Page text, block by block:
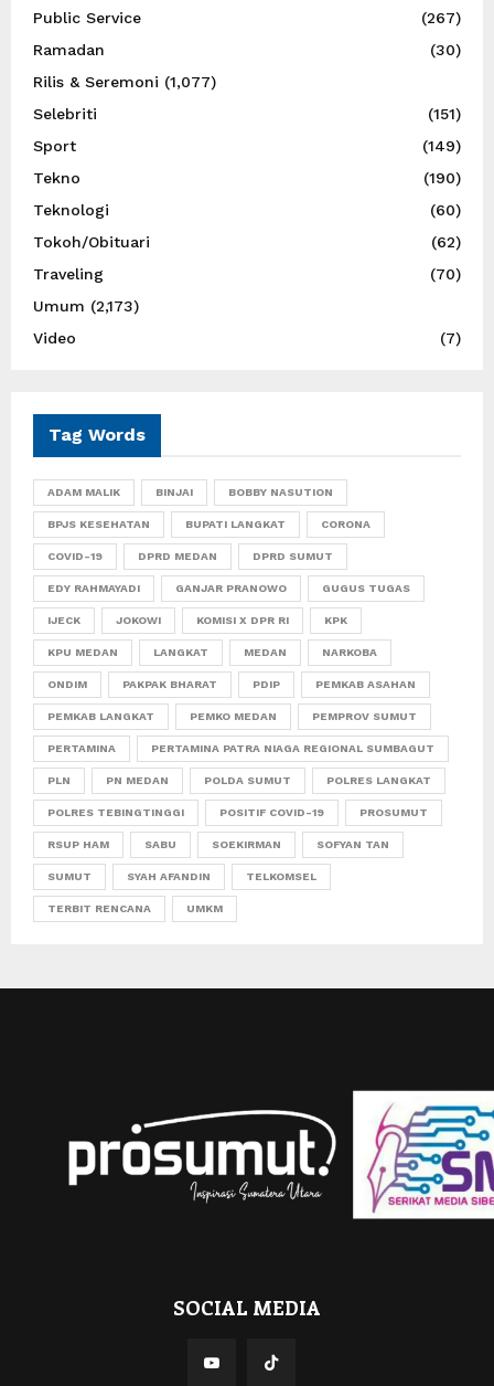
Public Service
(267)
Ramadan
(30)
Rilis & Seremoni (1,077)
Selebriti
(151)
Sport
(149)
Tekno
(190)
Teknologi
(60)
Tokoh/Obituari
(62)
Traveling
(70)
Umum (2,173)
Video
(7)
Tag Words
ADAM MALIK BINJAI BOBBY NASUTION
BPJS KESEHATAN BUPATI LANGKAT CORONA
COVID-19 DPRD MEDAN DPRD SUMUT
EDY RAHMAYADI GANJAR PRANOWO GUGUS TUGAS
IJECK JOKOWI KOMISI X DPR RI KPK
KPU MEDAN LANGKAT MEDAN NARKOBA
ONDIM PAKPAK BHARAT PDIP PEMKAB ASAHAN
PEMKAB LANGKAT PEMKO MEDAN PEMPROV SUMUT
PERTAMINA PERTAMINA PATRA NIAGA REGIONAL SUMBAGUT
PLN PN MEDAN POLDA SUMUT POLRES LANGKAT
POLRES TEBINGTINGGI POSITIF COVID-19 PROSUMUT
RSUP HAM SABU SOEKIRMAN SOFYAN TAN
SUMUT SYAH AFANDIN TELKOMSEL
TERBIT RENCANA UMKM
SOCIAL MEDIA